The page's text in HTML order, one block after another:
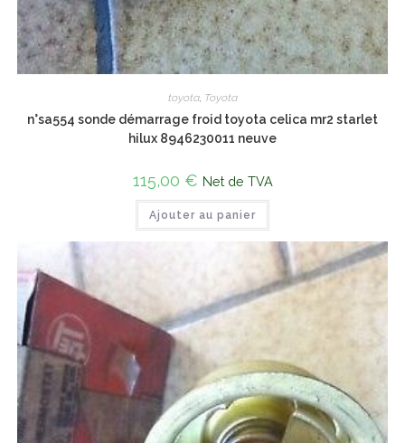
toyota, Toyota
n°sa554 sonde démarrage froid toyota celica mr2 starlet
hilux 8946230011 neuve
115,00 € Net de TVA
Ajouter au panier